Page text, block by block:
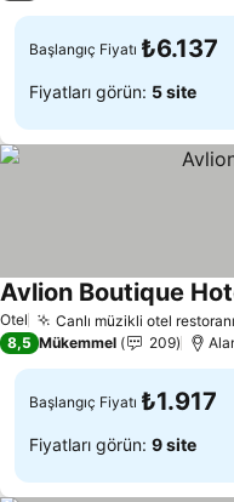
Başlangıç Fiyatı ₺6.137
Fiyatları görün: 5 site
Otel Canlı müzikli otel restoranı
Avlion Boutique
8,5 Mükemmel 209
Başlangıç Fiyatı ₺1.917
Fiyatları görün: 9 site